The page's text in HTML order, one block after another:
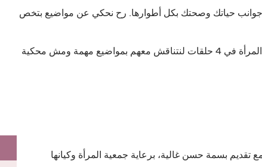
جوانب حياتك وصحتك بكل أطوارها. رح نحكي عن مواضيع بتخص
رح نستضيف طبيبات ومختصات من مختلف مجالات صحة المرأة في 4 حلقات لنتناقش معهم بمواضيع مهمة ومش محكية